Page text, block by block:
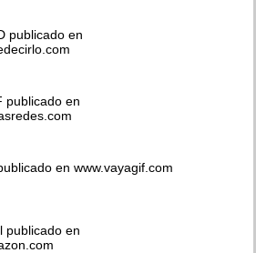
publicado en
publicado en
en www.vayagif.com
publicado en